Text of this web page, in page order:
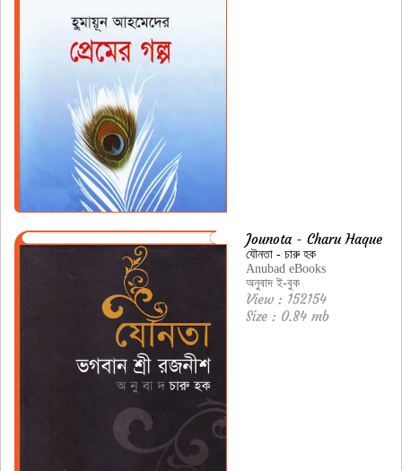
Jounota - Charu Haque
যৌনতা - চারু হক
Anubad eBooks
অনুবাদ ই-বুক
View : 152154
Size : 0.84 mb